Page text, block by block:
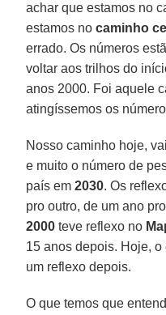
achar que estamos no
estamos nocaminho
errado. Os números
voltar aos trilhos do
anos 2000. Foi aquele
atingíssemos os
Nosso caminho hoje,
e muito o número de
país em2030. Os
pro outro, de um ano
2000 teve reflexo no
15 anos depois. Hoje,
um reflexo depois.
O que temos que